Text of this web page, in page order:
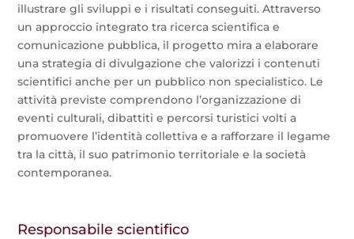
illustrare gli sviluppi e i risultati conseguiti. Attraverso
un approccio integrato tra ricerca scientifica e
comunicazione pubblica, il progetto mira a elaborare
una strategia di divulgazione che valorizzi i contenuti
scientifici anche per un pubblico non specialistico. Le
attività previste comprendono l’organizzazione di
eventi culturali, dibattiti e percorsi turistici volti a
promuovere l’identità collettiva e a rafforzare il legame
tra la città, il suo patrimonio territoriale e la società
contemporanea.
Responsabile scientifico